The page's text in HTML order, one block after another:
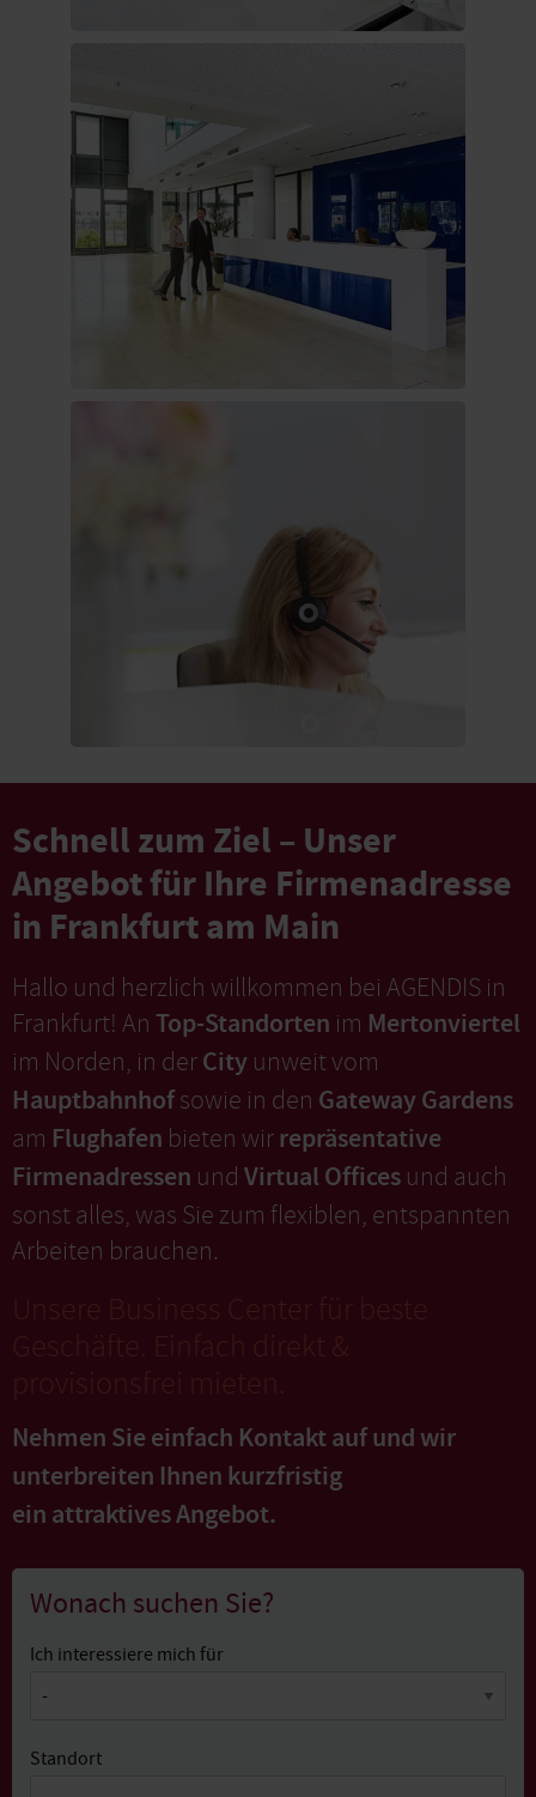
Schnell zum Ziel – Unser
Angebot für Ihre Firmenadresse
in Frankfurt am Main
Hallo und herzlich willkommen bei AGENDIS in
Frankfurt! An Top-Standorten im Mertonviertel
im Norden, in derCity unweit vom
Hauptbahnhofsowie in den Gateway Gardens
am Flughafen bieten wirrepräsentative
Firmenadressen und Virtual Offices und auch
sonst alles, was Sie zum flexiblen, entspannten
Arbeiten brauchen.
Unsere Business Center für beste
Geschäfte. Einfach direkt &
provisionsfrei mieten.
Nehmen Sie einfach Kontakt auf und wir
unterbreiten Ihnen kurzfristig
ein attraktives Angebot.
Wonach suchen Sie?
Ich interessiere mich für
Standort